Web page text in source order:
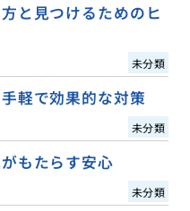
と見つけるためのヒ
未分類
軽で効果的な対策
未分類
もたらす安心
未分類